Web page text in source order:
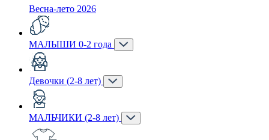
Весна-лето 2026
МАЛЫШИ 0-2 года
Девочки (2-8 лет)
МАЛЬЧИКИ (2-8 лет)